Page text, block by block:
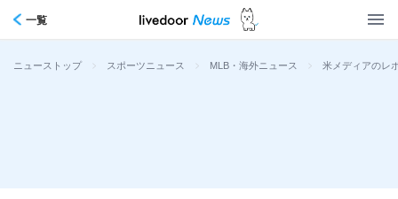
一覧
ニューストップ > スポーツニュース > MLB・海外ニュース > 米メディアのレ